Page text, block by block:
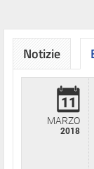
Notizie
11
MARZO
2018